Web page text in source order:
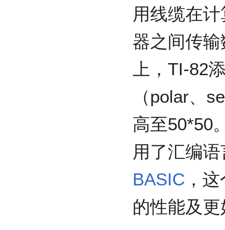
用线缆在
器之间传
上，TI-82
（polar、
高至50*50
用了汇编
BASIC ，
的性能及